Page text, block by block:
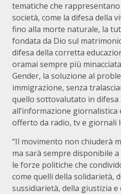
tematiche che
società, come la difesa della
fino alla morte naturale, la
fondata da Dio sul
difesa della corretta
oramai sempre più
Gender, la soluzione al
immigrazione, senza
quello sottovalutato in
all’informazione giornalistica
offerto da radio, tv e giornali
“Il movimento non chiuderà
ma sarà sempre disponibile
le forze politiche che
come quelli della solidarietà,
sussidiarietà, della giustizia e